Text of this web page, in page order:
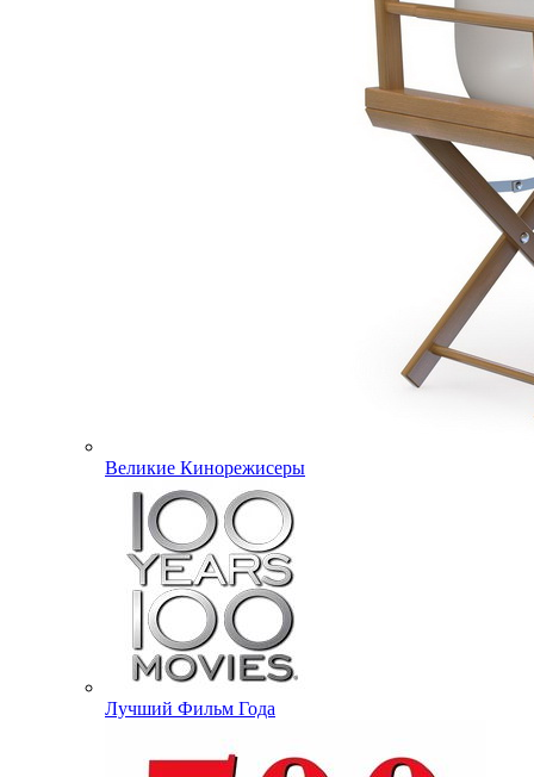
Великие Кинорежисеры
Лучший Фильм Года